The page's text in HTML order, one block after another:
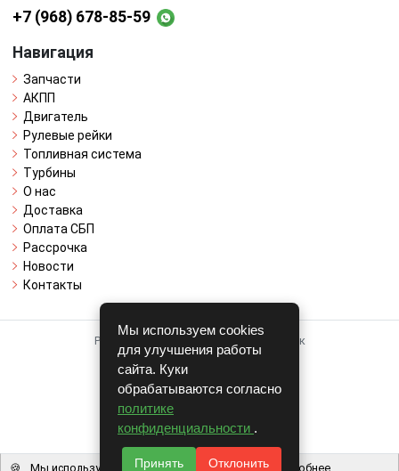
+7 (968) 678-85-59
Навигация
Запчасти
АКПП
Двигатель
Рулевые рейки
Топливная система
Турбины
О нас
Доставка
Оплата СБП
Рассрочка
Новости
Контакты
Работает на системе для авторазборок
CARRO.БИЗНЕС
Полная версия
© COPYRIGHT 2026 г.
v1.1.24
Мы используем cookies
для улучшения работы
сайта. Куки
обрабатываются согласно
политике
конфиденциальности .
Принять Отклонить
🍪 Мы используем файлы cookie, чтобы вам было удобнее